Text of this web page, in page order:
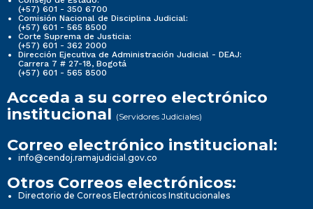
(+57) 601 - 350 6700
Comisión Nacional de Disciplina Judicial:
(+57) 601 - 565 8500
Corte Suprema de Justicia:
(+57) 601 - 362 2000
Dirección Ejecutiva de Administración Judicial - DEAJ:
Carrera 7 # 27-18, Bogotá
(+57) 601 - 565 8500
Acceda a su correo electrónico
institucional (Servidores Judiciales)
Correo electrónico institucional:
info@cendoj.ramajudicial.gov.co
Otros Correos electrónicos:
Directorio de Correos Electrónicos Institucionales